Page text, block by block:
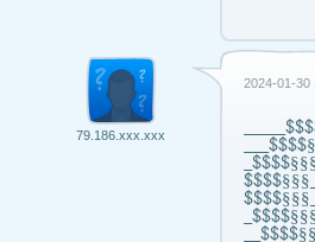
79.186.xxx.xxx
2024-01-30